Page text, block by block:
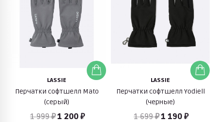
LASSIE
Перчатки софтшелл Mato
(серый)
1 999 ₽1 200 ₽
LASSIE
Перчатки софтшелл Yodiell
(черные)
1 699 ₽1 190 ₽